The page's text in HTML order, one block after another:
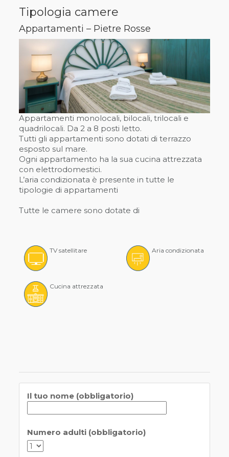
Tipologia camere
Appartamenti – Pietre Rosse
Appartamenti monolocali, bilocali, trilocali e
quadrilocali. Da 2 a 8 posti letto.
Tutti gli appartamenti sono dotati di terrazzo
esposto sul mare.
Ogni appartamento ha la sua cucina attrezzata
con elettrodomestici.
L’aria condizionata è presente in tutte le
tipologie di appartamenti
Tutte le camere sono dotate di
TV satellitare Aria condizionata
Cucina attrezzata
Il tuo nome (obbligatorio)
Numero adulti (obbligatorio)